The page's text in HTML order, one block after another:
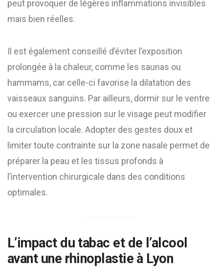
peut provoquer de légères inflammations invisibles
mais bien réelles.
Il est également conseillé d’éviter l’exposition
prolongée à la chaleur, comme les saunas ou
hammams, car celle-ci favorise la dilatation des
vaisseaux sanguins. Par ailleurs, dormir sur le ventre
ou exercer une pression sur le visage peut modifier
la circulation locale. Adopter des gestes doux et
limiter toute contrainte sur la zone nasale permet de
préparer la peau et les tissus profonds à
l’intervention chirurgicale dans des conditions
optimales.
L’impact du tabac et de l’alcool
avant une rhinoplastie à Lyon